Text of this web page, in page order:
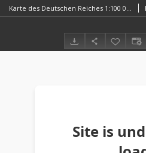
Karte des Deutschen Reiches 1:100 000, 451. Brieg